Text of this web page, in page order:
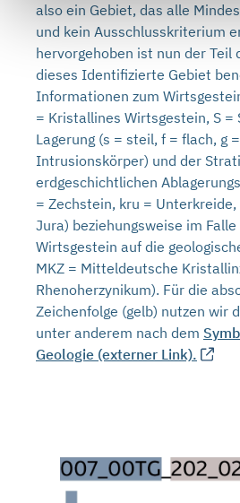
also ein Gebiet, das alle
und kein Ausschlusskriterium
hervorgehoben ist nun der Teil
dieses Identifizierte Gebiet
Informationen zum
= Kristallines Wirtsgestein, S =
Lagerung (s = steil, f = flach, g
Intrusionskörper) und der
erdgeschichtlichen
= Zechstein, kru =
Jura) beziehungsweise im
Wirtsgestein auf die
MKZ = Mitteldeutsche
Rhenoherzynikum). Für die
Zeichenfolge (gelb) nutzen wir
unter anderem nach dem
Geologie (externer Link).